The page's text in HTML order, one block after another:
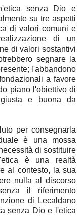
senza Dio e
su tre aspetti
di valori comuni e
di un
di valori sostantivi
segnare la
l'abbandono
a favore
piano l'obiettivo di
e buona da
per consegnarla
è una mossa
di sostituire
è una realtà
al contesto, la sua
nulla al discorso
il riferimento
di Lecaldano
senza Dio e l'etica